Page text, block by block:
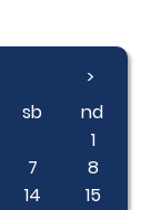
>
sb
nd
1
7
8
14
15